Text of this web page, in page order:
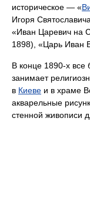
историческое — «
Игоря
«Иван Царевич на
1898), «Царь Иван
В конце 1890-х все
занимает
в Киеве и в храме
акварельные
стенной живописи